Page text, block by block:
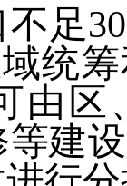
足
统
由区
建